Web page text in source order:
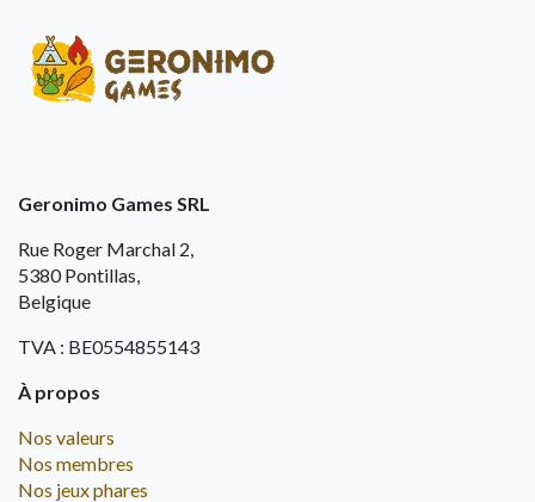
Geronimo Games SRL
Rue Roger Marchal 2,
5380 Pontillas,
Belgique
TVA : BE0554855143
À propos
Nos valeurs
Nos membres
Nos jeux phares